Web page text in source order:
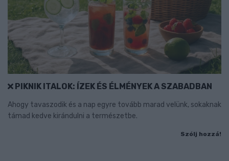
PIKNIK ITALOK: ÍZEK ÉS ÉLMÉNYEK A SZABADBAN
Ahogy tavaszodik és a nap egyre tovább marad velünk, sokaknak
támad kedve kirándulni a természetbe.
Szólj hozzá!